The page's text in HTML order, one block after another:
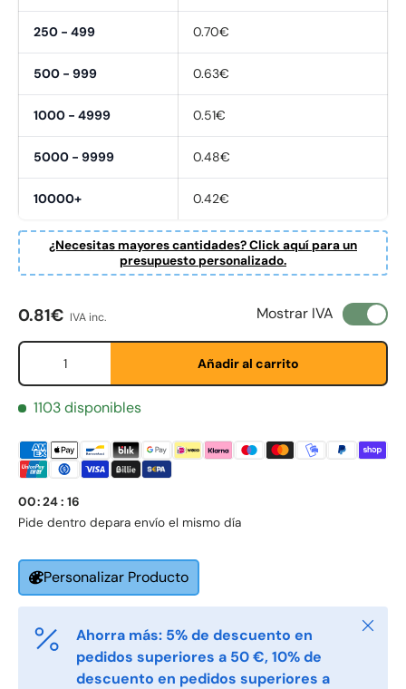
250 - 499 0.70€
500 - 999 0.63€
1000 - 4999 0.51€
5000 - 9999 0.48€
10000+ 0.42€
¿Necesitas mayores cantidades? Click aquí para un
presupuesto personalizado.
Email
Phone
Postal Code *
Precio normal
0.81€ IVA inc. Mostrar IVA
Cant.
Añadir al carrito
1103 disponibles
Pide dentro de
00:24: 16
para envío el mismo día
Personalizar Producto
Ahorra más: 5% de descuento en
pedidos superiores a 50 €, 10% de
descuento en pedidos superiores a
Cerrar